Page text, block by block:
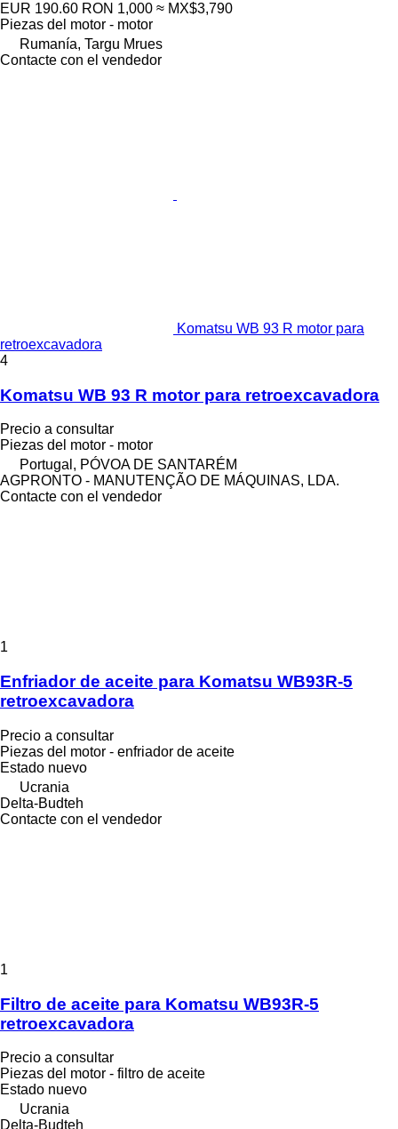
EUR 190.60 RON 1,000 ≈ MX$3,790
Piezas del motor - motor
Rumanía, Targu Mrues
Contacte con el vendedor
Komatsu WB 93 R motor para
retroexcavadora
4
Komatsu WB 93 R motor para retroexcavadora
Precio a consultar
Piezas del motor - motor
Portugal, PÓVOA DE SANTARÉM
AGPRONTO - MANUTENÇÃO DE MÁQUINAS, LDA.
Contacte con el vendedor
1
Enfriador de aceite para Komatsu WB93R-5
retroexcavadora
Precio a consultar
Piezas del motor - enfriador de aceite
Estado nuevo
Ucrania
Delta-Budteh
Contacte con el vendedor
1
Filtro de aceite para Komatsu WB93R-5
retroexcavadora
Precio a consultar
Piezas del motor - filtro de aceite
Estado nuevo
Ucrania
Delta-Budteh